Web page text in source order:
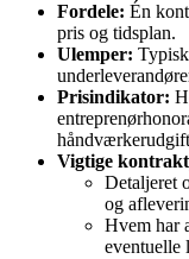
Fordele: Én
pris og tidsplan.
Ulemper:
Prisindikator:
Vigtige
Detaljeret
og
Hvem har
eventuelle